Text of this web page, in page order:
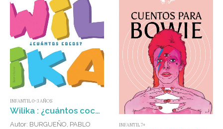
INFANTIL 0-3 AÑOS
Wilika : ¿cuántos cocos?
Autor: BURGUEÑO, PABLO
INFANTIL 7+